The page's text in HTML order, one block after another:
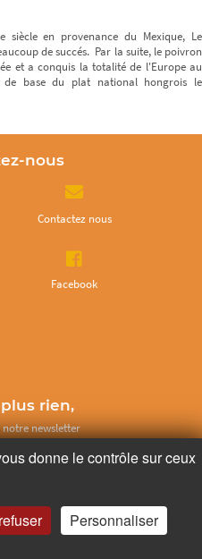
siècle en provenance du Mexique, Le
de succés. Par la suite, le poivron
et a conquis la totalité de l'Europe au
base du plat national hongrois le
nous
Contactez nous
Facebook
rien,
newsletter
donne le contrôle sur ceux
Personnaliser